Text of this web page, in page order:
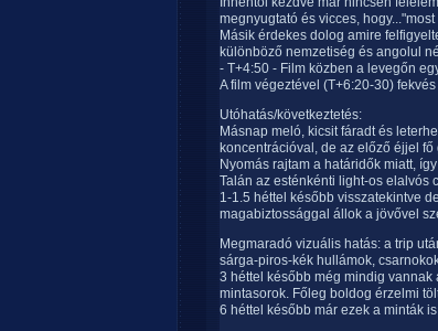
megnyugtató és vicces,
Másik érdekes dolog amire
különböző nemzetiség és angolul
- T+4:50 - Film közben a levegőn
A film végeztével (T+6:20-30)
Utóhatás/következtetés:
Másnap meló, kicsit fáradt és
koncentrációval, de az előző éjjel
Nyomás rajtam a határidők miatt,
Talán az esténkénti light-os elalvós
1-1.5 héttel később visszatekintve
magabiztossággal állok a jövővel
Megmaradó vizuális hatás: a trip
sárga-piros-kék hullámok,
3 héttel később még mindig
mintasorok. Főleg boldog érzelmi
6 héttel később már ezek a minták